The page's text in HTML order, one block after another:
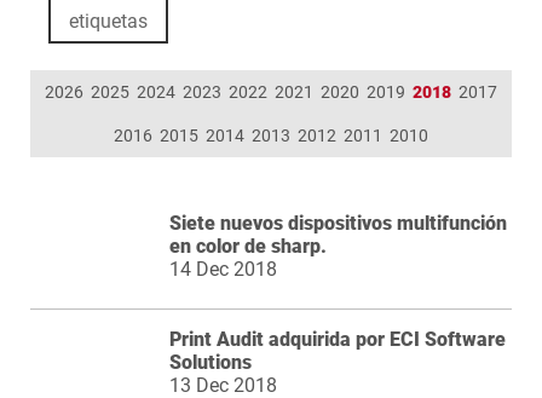
etiquetas
2026 2025 2024 2023 2022 2021 2020 2019 2018 2017
2016 2015 2014 2013 2012 2011 2010
Siete nuevos dispositivos multifunción
en color de sharp.
14 Dec 2018
Print Audit adquirida por ECI Software
Solutions
13 Dec 2018